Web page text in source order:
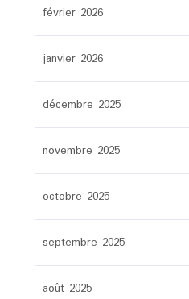
février 2026
janvier 2026
décembre 2025
novembre 2025
octobre 2025
septembre 2025
août 2025